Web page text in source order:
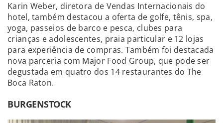
Karin Weber, diretora de Vendas Internacionais do
hotel, também destacou a oferta de golfe, tênis, spa,
yoga, passeios de barco e pesca, clubes para
crianças e adolescentes, praia particular e 12 lojas
para experiência de compras. Também foi destacada
nova parceria com Major Food Group, que pode ser
degustada em quatro dos 14 restaurantes do The
Boca Raton.
BURGENSTOCK